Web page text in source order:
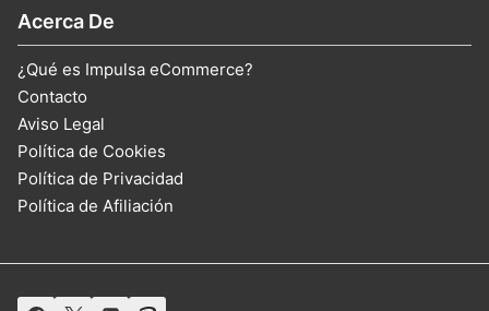
Acerca De
¿Qué es Impulsa eCommerce?
Contacto
Aviso Legal
Política de Cookies
Política de Privacidad
Política de Afiliación